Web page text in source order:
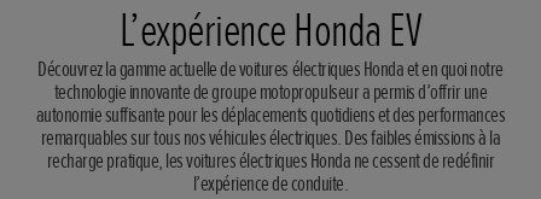
L’expérience Honda EV
Découvrez la gamme actuelle de voitures électriques Honda et en quoi notre
technologie innovante de groupe motopropulseur a permis d’offrir une
autonomie suffisante pour les déplacements quotidiens et des performances
remarquables sur tous nos véhicules électriques. Des faibles émissions à la
recharge pratique, les voitures électriques Honda ne cessent de redéfinir
l’expérience de conduite.